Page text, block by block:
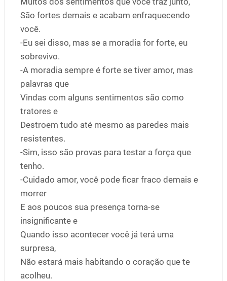
São fortes demais e acabam enfraquecendo
você.
-Eu sei disso, mas se a moradia for forte, eu
sobrevivo.
-A moradia sempre é forte se tiver amor, mas
palavras que
Vindas com alguns sentimentos são como
tratores e
Destroem tudo até mesmo as paredes mais
resistentes.
-Sim, isso são provas para testar a força que
tenho.
-Cuidado amor, você pode ficar fraco demais e
morrer
E aos poucos sua presença torna-se
insignificante e
Quando isso acontecer você já terá uma
surpresa,
Não estará mais habitando o coração que te
acolheu.